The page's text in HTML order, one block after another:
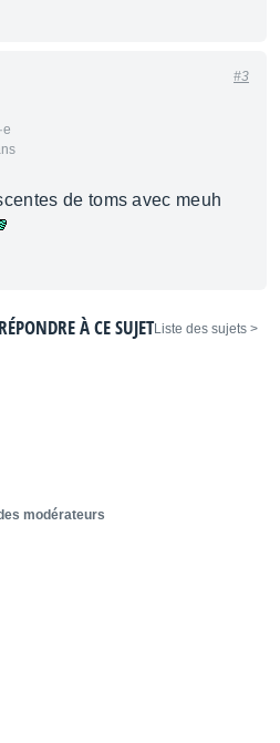
#3
de toms avec meuh
< Liste des sujets
RÉPONDRE À CE SUJET
modérateurs